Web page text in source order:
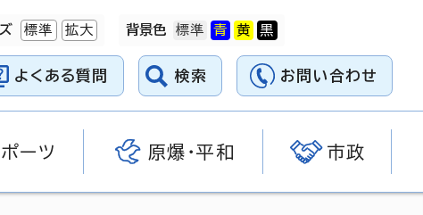
標準 拡大 背景色
よくある質問 検索 お問い合わせ
ーツ 原爆・平和 市政